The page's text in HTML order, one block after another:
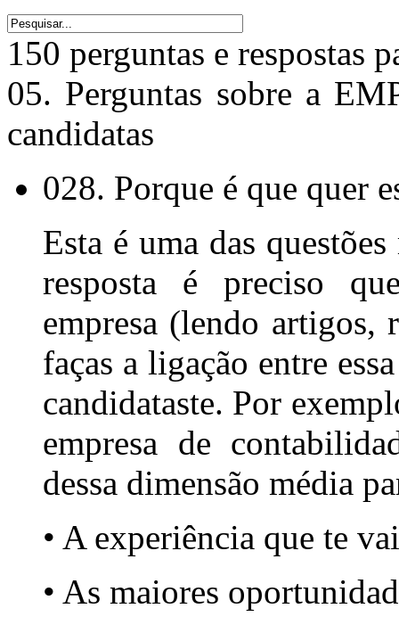
150 perguntas e respostas
05. Perguntas sobre a
candidatas
028. Porque é que quer
Esta é uma das
resposta é preciso
empresa (lendo artigos,
faças a ligação entre
candidataste. Por
empresa de
dessa dimensão média
• A experiência que te
• As maiores